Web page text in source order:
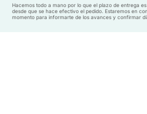
encafeterías y restaurantes .
- Pieza única: las variaciones de tono y
Hacemos todo a mano por lo que el plazo de entrega
desde que se hace efectivo el pedido. Estaremos en
momento para informarte de los avances y confirmar